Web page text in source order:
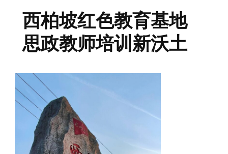
西柏坡红色教育基地
思政教师培训新沃土